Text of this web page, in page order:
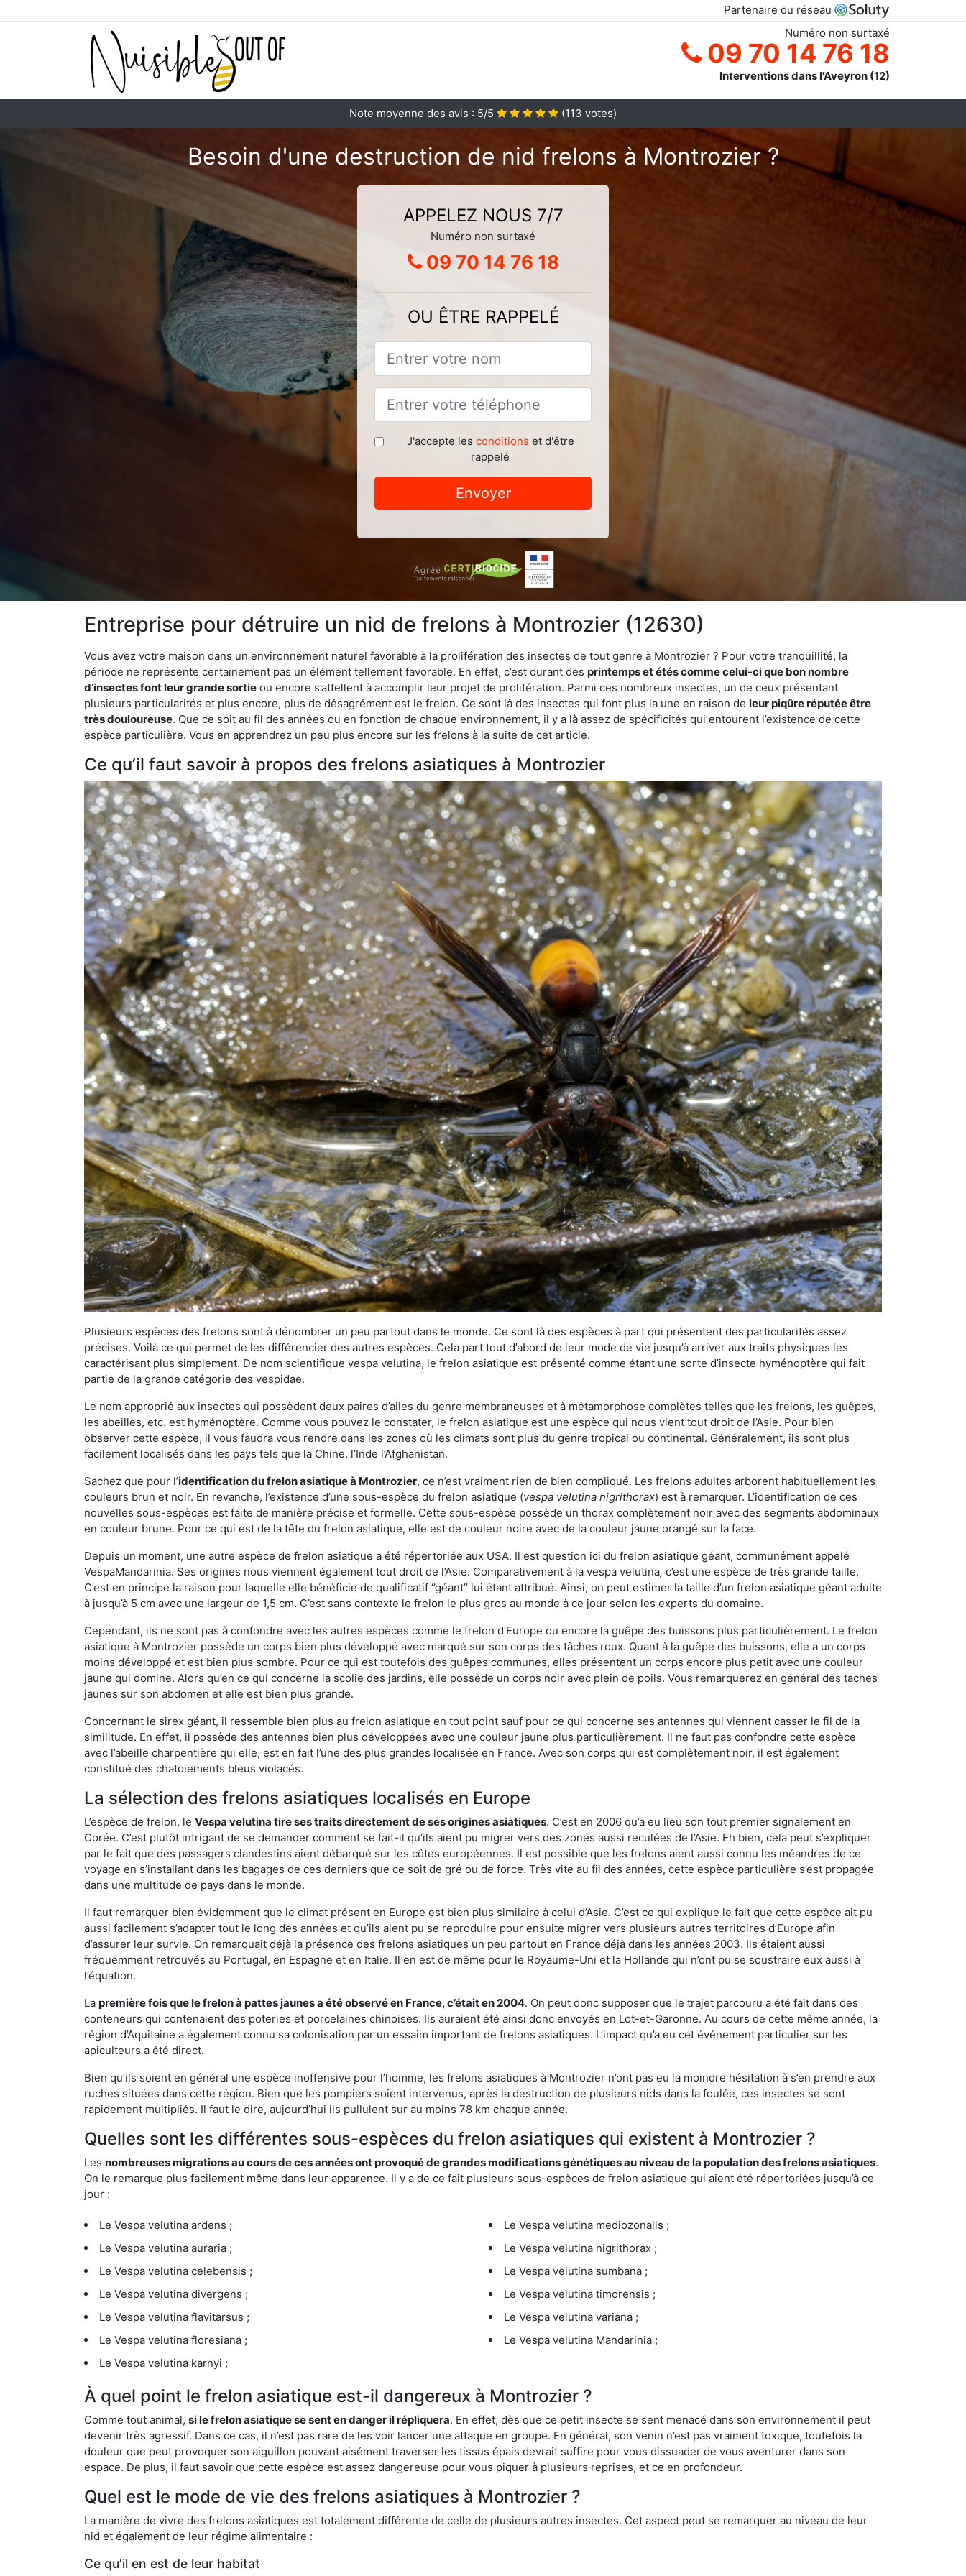
Partenaire du réseau
Numéro non surtaxé
09 70 14 76 18
Interventions dans l'Aveyron (12)
Note moyenne des avis : 5/5 (113 votes)
Besoin d'une destruction de nid frelons à Montrozier ?
APPELEZ NOUS 7/7
Numéro non surtaxé
09 70 14 76 18
OU ÊTRE RAPPELÉ
J'accepte les conditions et d'être
rappelé
Envoyer
Entreprise pour détruire un nid de frelons à Montrozier (12630)
Vous avez votre maison dans un environnement naturel favorable à la prolifération des insectes de tout genre à Montrozier ? Pour votre tranquillité, la
période ne représente certainement pas un élément tellement favorable. En effet, c’est durant des printemps et étés comme celui-ci que bon nombre
d’insectes font leur grande sortie ou encore s’attellent à accomplir leur projet de prolifération. Parmi ces nombreux insectes, un de ceux présentant
plusieurs particularités et plus encore, plus de désagrément est le frelon. Ce sont là des insectes qui font plus la une en raison de leur piqûre réputée être
très douloureuse. Que ce soit au fil des années ou en fonction de chaque environnement, il y a là assez de spécificités qui entourent l’existence de cette
espèce particulière. Vous en apprendrez un peu plus encore sur les frelons à la suite de cet article.
Ce qu’il faut savoir à propos des frelons asiatiques à Montrozier
Plusieurs espèces des frelons sont à dénombrer un peu partout dans le monde. Ce sont là des espèces à part qui présentent des particularités assez
précises. Voilà ce qui permet de les différencier des autres espèces. Cela part tout d’abord de leur mode de vie jusqu’à arriver aux traits physiques les
caractérisant plus simplement. De nom scientifique vespa velutina, le frelon asiatique est présenté comme étant une sorte d’insecte hyménoptère qui fait
partie de la grande catégorie des vespidae.
Le nom approprié aux insectes qui possèdent deux paires d’ailes du genre membraneuses et à métamorphose complètes telles que les frelons, les guêpes,
les abeilles, etc. est hyménoptère. Comme vous pouvez le constater, le frelon asiatique est une espèce qui nous vient tout droit de l’Asie. Pour bien
observer cette espèce, il vous faudra vous rendre dans les zones où les climats sont plus du genre tropical ou continental. Généralement, ils sont plus
facilement localisés dans les pays tels que la Chine, l’Inde l’Afghanistan.
Sachez que pour l’identification du frelon asiatiqueà Montrozier, ce n’est vraiment rien de bien compliqué. Les frelons adultes arborent habituellement les
couleurs brun et noir. En revanche, l’existence d’une sous-espèce du frelon asiatique (vespa velutina nigrithorax) est à remarquer. L’identification de ces
nouvelles sous-espèces est faite de manière précise et formelle. Cette sous-espèce possède un thorax complètement noir avec des segments abdominaux
en couleur brune. Pour ce qui est de la tête du frelon asiatique, elle est de couleur noire avec de la couleur jaune orangé sur la face.
Depuis un moment, une autre espèce de frelon asiatique a été répertoriée aux USA. Il est question ici du frelon asiatique géant, communément appelé
VespaMandarinia. Ses origines nous viennent également tout droit de l’Asie. Comparativement à la vespa velutina, c’est une espèce de très grande taille.
C’est en principe la raison pour laquelle elle bénéficie de qualificatif ‘’géant’’ lui étant attribué. Ainsi, on peut estimer la taille d’un frelon asiatique géant adulte
à jusqu’à 5 cm avec une largeur de 1,5 cm. C’est sans contexte le frelon le plus gros au monde à ce jour selon les experts du domaine.
Cependant, ils ne sont pas à confondre avec les autres espèces comme le frelon d’Europe ou encore la guêpe des buissons plus particulièrement. Le frelon
asiatique à Montrozier possède un corps bien plus développé avec marqué sur son corps des tâches roux. Quant à la guêpe des buissons, elle a un corps
moins développé et est bien plus sombre. Pour ce qui est toutefois des guêpes communes, elles présentent un corps encore plus petit avec une couleur
jaune qui domine. Alors qu’en ce qui concerne la scolie des jardins, elle possède un corps noir avec plein de poils. Vous remarquerez en général des taches
jaunes sur son abdomen et elle est bien plus grande.
Concernant le sirex géant, il ressemble bien plus au frelon asiatique en tout point sauf pour ce qui concerne ses antennes qui viennent casser le fil de la
similitude. En effet, il possède des antennes bien plus développées avec une couleur jaune plus particulièrement. Il ne faut pas confondre cette espèce
avec l’abeille charpentière qui elle, est en fait l’une des plus grandes localisée en France. Avec son corps qui est complètement noir, il est également
constitué des chatoiements bleus violacés.
La sélection des frelons asiatiques localisés en Europe
L’espèce de frelon, le Vespa velutina tire ses traits directement de ses origines asiatiques. C’est en 2006 qu’a eu lieu son tout premier signalement en
Corée. C’est plutôt intrigant de se demander comment se fait-il qu’ils aient pu migrer vers des zones aussi reculées de l’Asie. Eh bien, cela peut s’expliquer
par le fait que des passagers clandestins aient débarqué sur les côtes européennes. Il est possible que les frelons aient aussi connu les méandres de ce
voyage en s’installant dans les bagages de ces derniers que ce soit de gré ou de force. Très vite au fil des années, cette espèce particulière s’est propagée
dans une multitude de pays dans le monde.
Il faut remarquer bien évidemment que le climat présent en Europe est bien plus similaire à celui d’Asie. C’est ce qui explique le fait que cette espèce ait pu
aussi facilement s’adapter tout le long des années et qu’ils aient pu se reproduire pour ensuite migrer vers plusieurs autres territoires d’Europe afin
d’assurer leur survie. On remarquait déjà la présence des frelons asiatiques un peu partout en France déjà dans les années 2003. Ils étaient aussi
fréquemment retrouvés au Portugal, en Espagne et en Italie. Il en est de même pour le Royaume-Uni et la Hollande qui n’ont pu se soustraire eux aussi à
l’équation.
La première fois que le frelon à pattes jaunes a été observé en France, c’était en 2004. On peut donc supposer que le trajet parcouru a été fait dans des
conteneurs qui contenaient des poteries et porcelaines chinoises. Ils auraient été ainsi donc envoyés en Lot-et-Garonne. Au cours de cette même année, la
région d’Aquitaine a également connu sa colonisation par un essaim important de frelons asiatiques. L’impact qu’a eu cet événement particulier sur les
apiculteurs a été direct.
Bien qu’ils soient en général une espèce inoffensive pour l’homme, les frelons asiatiques à Montrozier n’ont pas eu la moindre hésitation à s’en prendre aux
ruches situées dans cette région. Bien que les pompiers soient intervenus, après la destruction de plusieurs nids dans la foulée, ces insectes se sont
rapidement multipliés. Il faut le dire, aujourd’hui ils pullulent sur au moins 78 km chaque année.
Quelles sont les différentes sous-espèces du frelon asiatiques qui existent à Montrozier ?
Les nombreuses migrations au cours de ces années ont provoqué de grandes modifications génétiques au niveau de la population des frelons asiatiques.
On le remarque plus facilement même dans leur apparence. Il y a de ce fait plusieurs sous-espèces de frelon asiatique qui aient été répertoriées jusqu’à ce
jour :
Le Vespa velutina ardens ;
Le Vespa velutina auraria ;
Le Vespa velutina celebensis ;
Le Vespa velutina divergens ;
Le Vespa velutina flavitarsus ;
Le Vespa velutina floresiana ;
Le Vespa velutina karnyi ;
Le Vespa velutina mediozonalis ;
Le Vespa velutina nigrithorax ;
Le Vespa velutina sumbana ;
Le Vespa velutina timorensis ;
Le Vespa velutina variana ;
Le Vespa velutina Mandarinia ;
À quel point le frelon asiatique est-il dangereux à Montrozier ?
Comme tout animal, si le frelon asiatique se sent en danger il répliquera. En effet, dès que ce petit insecte se sent menacé dans son environnement il peut
devenir très agressif. Dans ce cas, il n’est pas rare de les voir lancer une attaque en groupe. En général, son venin n’est pas vraiment toxique, toutefois la
douleur que peut provoquer son aiguillon pouvant aisément traverser les tissus épais devrait suffire pour vous dissuader de vous aventurer dans son
espace. De plus, il faut savoir que cette espèce est assez dangereuse pour vous piquer à plusieurs reprises, et ce en profondeur.
Quel est le mode de vie des frelons asiatiques à Montrozier ?
La manière de vivre des frelons asiatiques est totalement différente de celle de plusieurs autres insectes. Cet aspect peut se remarquer au niveau de leur
nid et également de leur régime alimentaire :
Ce qu’il en est de leur habitat